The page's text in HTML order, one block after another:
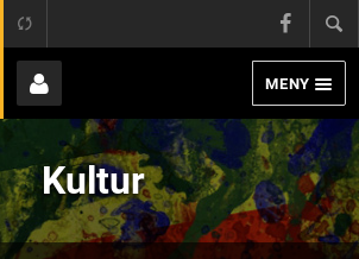
Page
MENY
Bruker
Kultur